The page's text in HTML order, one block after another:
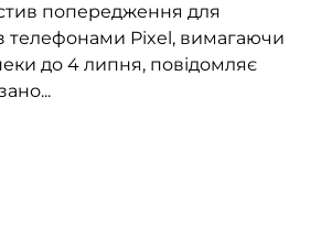
попередження для
телефонами Pixel, вимагаючи
до 4 липня, повідомляє